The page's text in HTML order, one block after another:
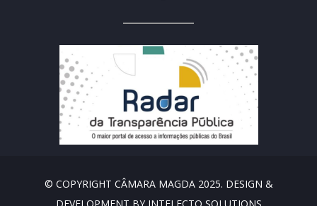
© COPYRIGHT CÂMARA MAGDA 2025. DESIGN &